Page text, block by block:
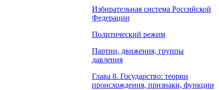
Избирательная система Российской
Федерации
Политический режим
Партии, движения, группы
давления
Глава 8. Государство: теории
происхождения, признаки, функции